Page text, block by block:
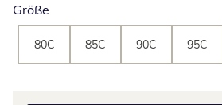
Größe
80C 85C 90C 95C